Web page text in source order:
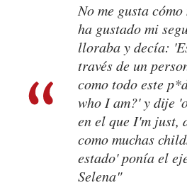
No me gusta
ha gustado mi
lloraba y decía:
través de un
como todo este
who I am?' y dije
en el que I'm just,
como muchas
estado' ponía el
Selena"